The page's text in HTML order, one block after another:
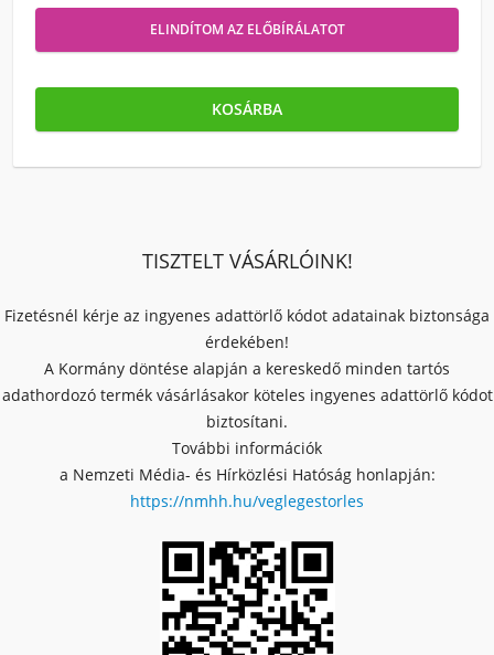
ELINDÍTOM AZ ELŐBÍRÁLATOT
KOSÁRBA
TISZTELT VÁSÁRLÓINK!
Fizetésnél kérje az ingyenes adattörlő kódot adatainak biztonsága
érdekében!
A Kormány döntése alapján a kereskedő minden tartós
adathordozó termék vásárlásakor köteles ingyenes adattörlő kódot
biztosítani.
További információk
a Nemzeti Média- és Hírközlési Hatóság honlapján:
https://nmhh.hu/veglegestorles